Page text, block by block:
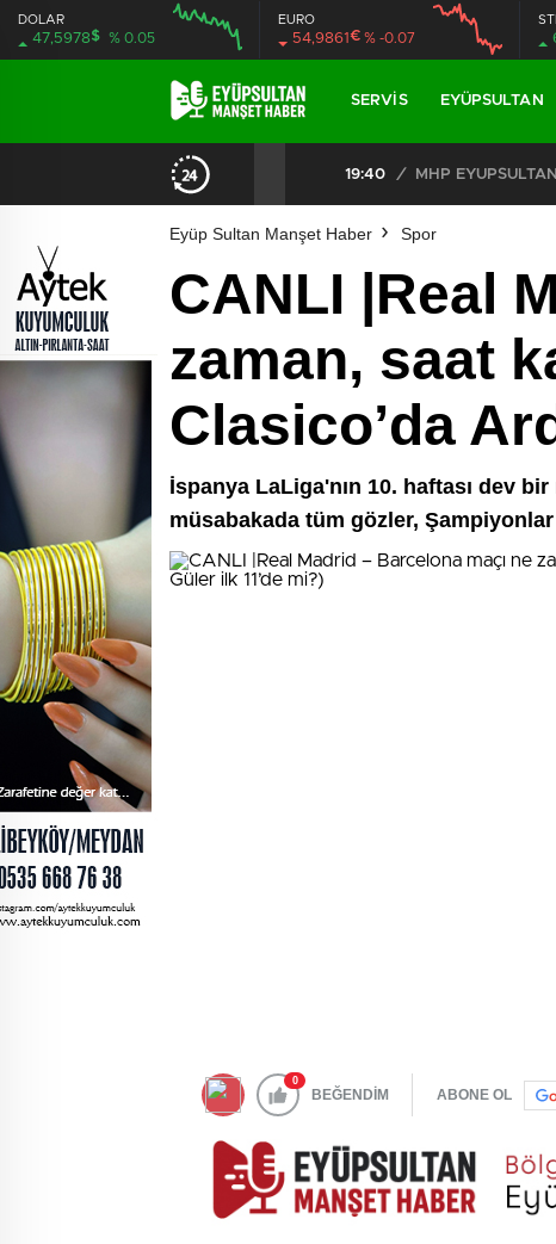
DOLAR
47,5978$ % 0.05
EURO
54,9861€ % -0.07
SERVIS EYÜPSULTAN
19:40 / MHP EYÜPSULTAN
Eyüp Sultan Manşet Haber Spor
CANLI |Real
zaman, saat
Clasico’da
İspanya LaLiga'nın 10. haftası dev
müsabakada tüm gözler,
0
BEĞENDİM ABONE OL